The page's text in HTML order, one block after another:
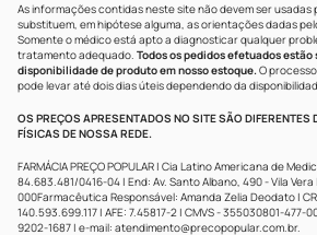
As informações contidas neste site não devem ser
substituem, em hipótese alguma, as orientações dadas
Somente o médico está apto a diagnosticar qualquer
tratamento adequado. Todos os pedidos efetuados
disponibilidade de produto em nosso estoque.O
pode levar até dois dias úteis dependendo da
OS PREÇOS APRESENTADOS NO SITE SÃO DIFERENTES
FÍSICAS DE NOSSA REDE.
FARMÁCIA PREÇO POPULAR | Cia Latino Americana de
84.683.481/0416-04 | End: Av. Santo Albano, 490 - Vila Vera
000Farmacêutica Responsável: Amanda Zelia Deodato |
140.593.699.117 | AFE: 7.45817-2 | CMVS - 355030801-477-
9202-1687 | e-mail: atendimento@precopopular.com.br.